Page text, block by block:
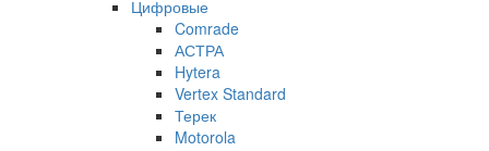
Цифровые
Comrade
АСТРА
Hytera
Vertex Standard
Терек
Motorola